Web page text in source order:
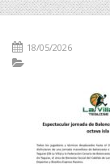
18/05/2026